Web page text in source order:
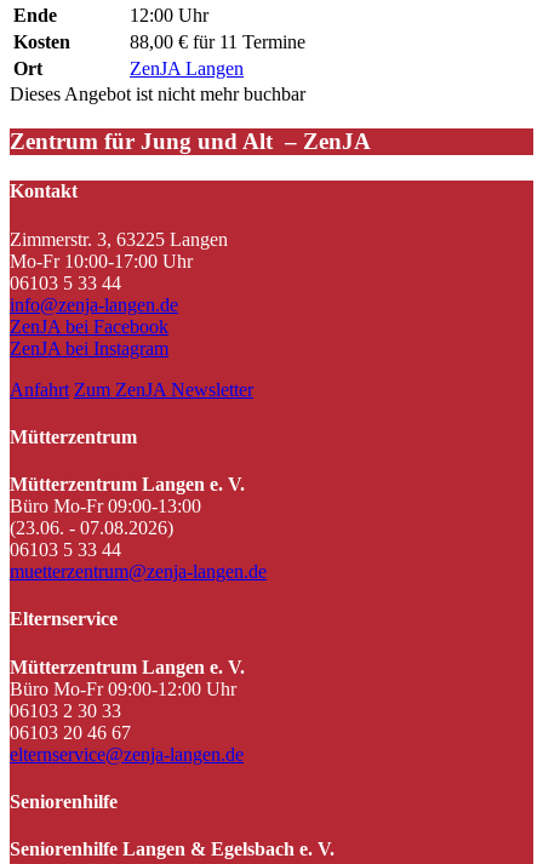
Ende
12:00 Uhr
Kosten
88,00 € für 11 Termine
Ort
ZenJA Langen
Dieses Angebot ist nicht mehr buchbar
Zentrum für Jung und Alt – ZenJA
Kontakt
Zimmerstr. 3, 63225 Langen
Mo-Fr 10:00-17:00 Uhr
06103 5 33 44
info@zenja-langen.de
ZenJA bei Facebook
ZenJA bei Instagram
Anfahrt Zum ZenJA Newsletter
Mütterzentrum
Mütterzentrum Langen e. V.
Büro Mo-Fr 09:00-13:00
(23.06. - 07.08.2026)
06103 5 33 44
muetterzentrum@zenja-langen.de
Elternservice
Mütterzentrum Langen e. V.
Büro Mo-Fr 09:00-12:00 Uhr
06103 2 30 33
06103 20 46 67
elternservice@zenja-langen.de
Seniorenhilfe
Seniorenhilfe Langen & Egelsbach e. V.